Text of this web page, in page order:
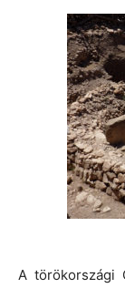
A törökországi